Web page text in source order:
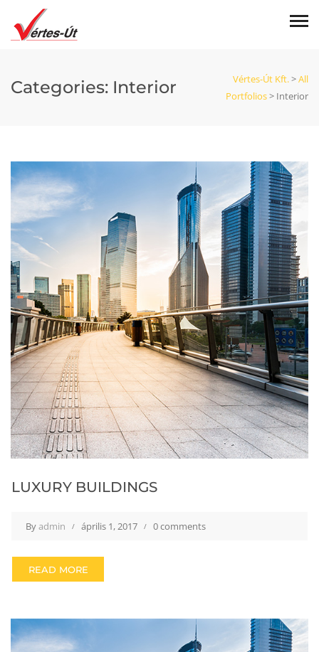
Categories: Interior Vértes-Út Kft.>All
Portfolios> Interior
LUXURY BUILDINGS
Byadmin április 1, 2017 0 comments
READ MORE